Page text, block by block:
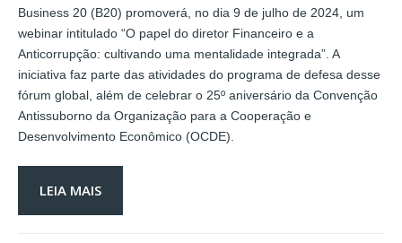
Business 20 (B20) promoverá, no dia 9 de julho de 2024, um
webinar intitulado “O papel do diretor Financeiro e a
Anticorrupção: cultivando uma mentalidade integrada”. A
iniciativa faz parte das atividades do programa de defesa desse
fórum global, além de celebrar o 25º aniversário da Convenção
Antissuborno da Organização para a Cooperação e
Desenvolvimento Econômico (OCDE).
LEIA MAIS